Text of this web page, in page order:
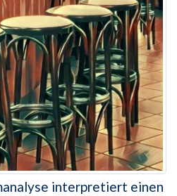
interpretiert einen